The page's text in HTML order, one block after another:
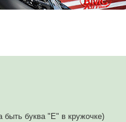
буква "Е" в кружочке)